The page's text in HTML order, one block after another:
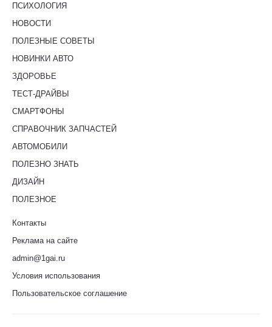
ПСИХОЛОГИЯ
НОВОСТИ
ПОЛЕЗНЫЕ СОВЕТЫ
НОВИНКИ АВТО
ЗДОРОВЬЕ
ТЕСТ-ДРАЙВЫ
СМАРТФОНЫ
СПРАВОЧНИК ЗАПЧАСТЕЙ
АВТОМОБИЛИ
ПОЛЕЗНО ЗНАТЬ
ДИЗАЙН
ПОЛЕЗНОЕ
Контакты
Реклама на сайте
admin@1gai.ru
Условия использования
Пользовательское соглашение